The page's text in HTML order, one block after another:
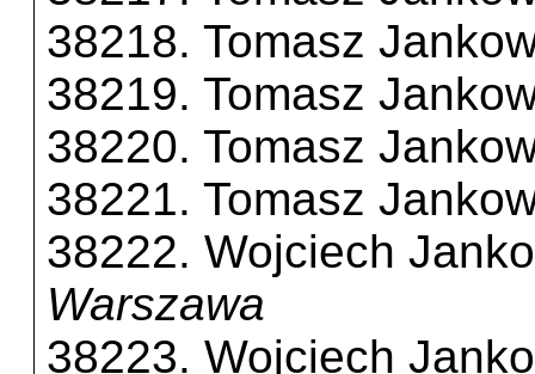
38218. Tomasz
38219. Tomasz
38220. Tomasz
38221. Tomasz
38222. Wojciech
Warszawa
38223. Wojciech